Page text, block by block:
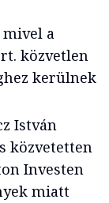
a
közvetlen
kerülnek
István
közvetetten
Investen
miatt